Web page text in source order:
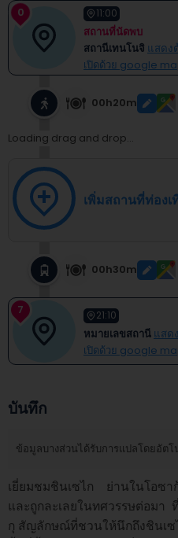
shortcuts
for
changing
dates.
0 11:00
สถานที่นัดพบ
สถานีเทนโนจิ แสดง
เปิดด้วย google
00h20m
Loading drag and drop...
เพิ่มสถานที่ท่องเ
00h30m
7 21:10
หมายเลขสถานี แสด
เปิดด้วย google
บันทึก
ข้อมูลบางส่วนได้รับการแปลโดยอัต
เยี่ยมชมชินเซไก ย่านในโอซา
และถูกละเลยในทศวรรษต่อมา
กุ สัญลักษณ์ที่ชวนให้นึกถึงชินเซ